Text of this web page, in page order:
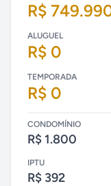
R$
ALUGUEL
R$ 0
TEMPORADA
R$ 0
CONDOMÍNIO
R$ 1.800
IPTU
R$ 392